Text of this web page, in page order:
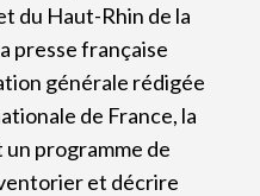
du Haut-Rhin de la
presse française
générale rédigée
de France, la
un programme de
et décrire